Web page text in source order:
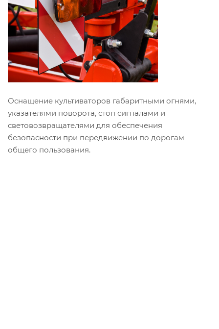
Оснащение культиваторов габаритными огнями,
указателями поворота, стоп сигналами и
световозвращателями для обеспечения
безопасности при передвижении по дорогам
общего пользования.